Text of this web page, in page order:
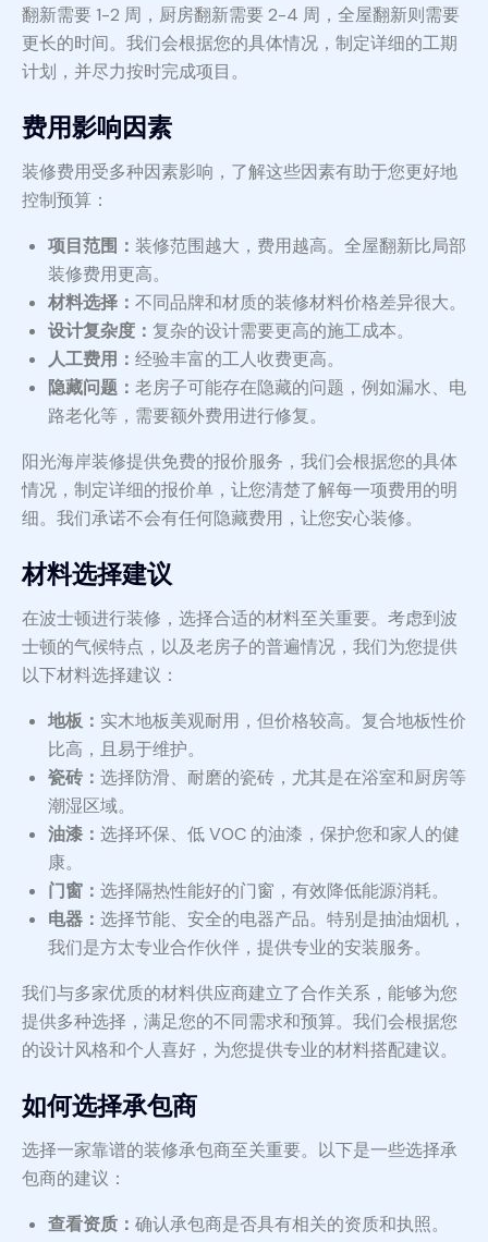
翻新需要 1-2 周，厨房翻新需要 2-4 周，全屋翻新则需要
更长的时间。我们会根据您的具体情况，制定详细的工期
计划，并尽力按时完成项目。
费用影响因素
装修费用受多种因素影响，了解这些因素有助于您更好地
控制预算：
项目范围： 装修范围越大，费用越高。全屋翻新比局部
装修费用更高。
材料选择： 不同品牌和材质的装修材料价格差异很大。
设计复杂度： 复杂的设计需要更高的施工成本。
人工费用： 经验丰富的工人收费更高。
隐藏问题： 老房子可能存在隐藏的问题，例如漏水、电
路老化等，需要额外费用进行修复。
阳光海岸装修提供免费的报价服务，我们会根据您的具体
情况，制定详细的报价单，让您清楚了解每一项费用的明
细。我们承诺不会有任何隐藏费用，让您安心装修。
材料选择建议
在波士顿进行装修，选择合适的材料至关重要。考虑到波
士顿的气候特点，以及老房子的普遍情况，我们为您提供
以下材料选择建议：
地板： 实木地板美观耐用，但价格较高。复合地板性价
比高，且易于维护。
瓷砖： 选择防滑、耐磨的瓷砖，尤其是在浴室和厨房等
潮湿区域。
油漆： 选择环保、低 VOC 的油漆，保护您和家人的健
康。
门窗： 选择隔热性能好的门窗，有效降低能源消耗。
电器： 选择节能、安全的电器产品。特别是抽油烟机，
我们是方太专业合作伙伴，提供专业的安装服务。
我们与多家优质的材料供应商建立了合作关系，能够为您
提供多种选择，满足您的不同需求和预算。我们会根据您
的设计风格和个人喜好，为您提供专业的材料搭配建议。
如何选择承包商
选择一家靠谱的装修承包商至关重要。以下是一些选择承
包商的建议：
查看资质： 确认承包商是否具有相关的资质和执照。